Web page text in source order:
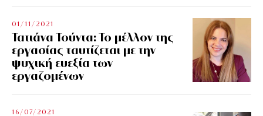
01/11/2021
Τατιάνα Τούντα: Το μέλλον της
εργασίας ταυτίζεται με την
ψυχική ευεξία των
εργαζομένων
16/07/2021